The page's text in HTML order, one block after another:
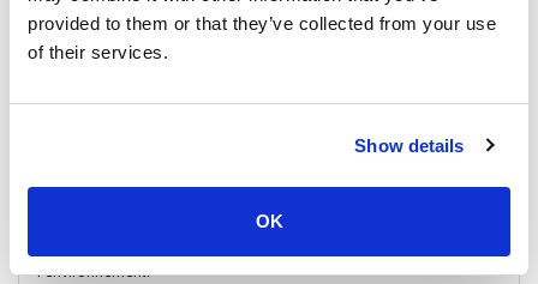
provided to them or that they’ve collected from your use
of their services.
Show details
OK
Escapade sur l'île de Phi Phi :Préparez-vous à découvrir les
incroyables îles Phi Phi ! Elles offrent un mélange d'eaux bleues
des frontières du voyage conventionnel ; nous sommes les
l'environnement.